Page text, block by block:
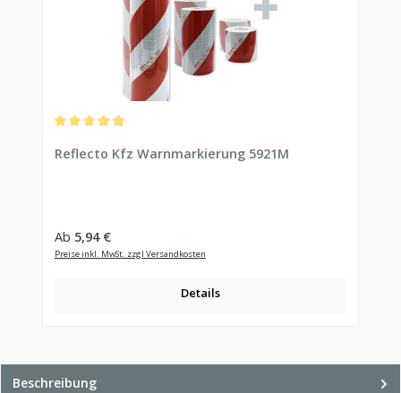
Reflecto Kfz Warnmarkierung 5921M
Regulärer Preis:
Ab 5,94 €
Preise inkl. MwSt. zzgl Versandkosten
Details
Beschreibung